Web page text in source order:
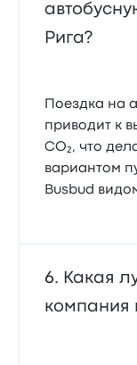
Рига?
Поездка на
приводит к
CO₂, что
вариантом
Busbud
Какая
компания